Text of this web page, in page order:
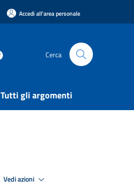
Accedi all'area personale
Cerca
Tutti gli argomenti
Vedi azioni